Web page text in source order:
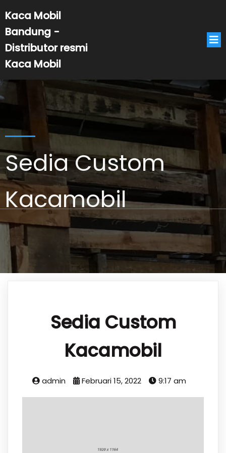
Kaca Mobil
Bandung -
Distributor resmi
Kaca Mobil
Sedia Custom
Kacamobil
Sedia Custom
Kacamobil
admin Februari 15, 2022 9:17 am